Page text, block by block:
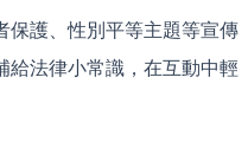
保護、性別平等主題等宣傳
給法律小常識，在互動中輕